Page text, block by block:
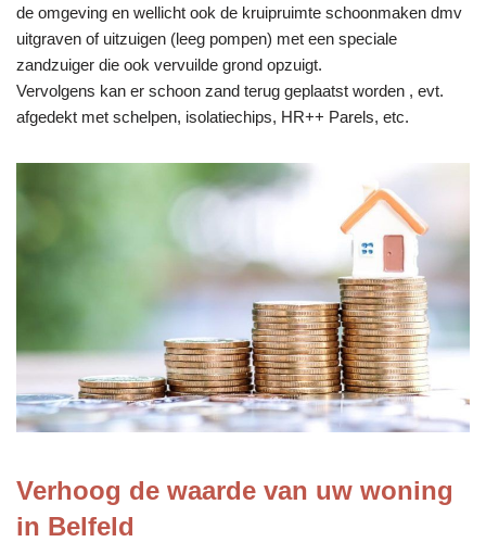
de omgeving en wellicht ook de kruipruimte schoonmaken dmv
uitgraven of uitzuigen (leeg pompen) met een speciale
zandzuiger die ook vervuilde grond opzuigt.
Vervolgens kan er schoon zand terug geplaatst worden , evt.
afgedekt met schelpen, isolatiechips, HR++ Parels, etc.
Verhoog de waarde van uw woning
in Belfeld